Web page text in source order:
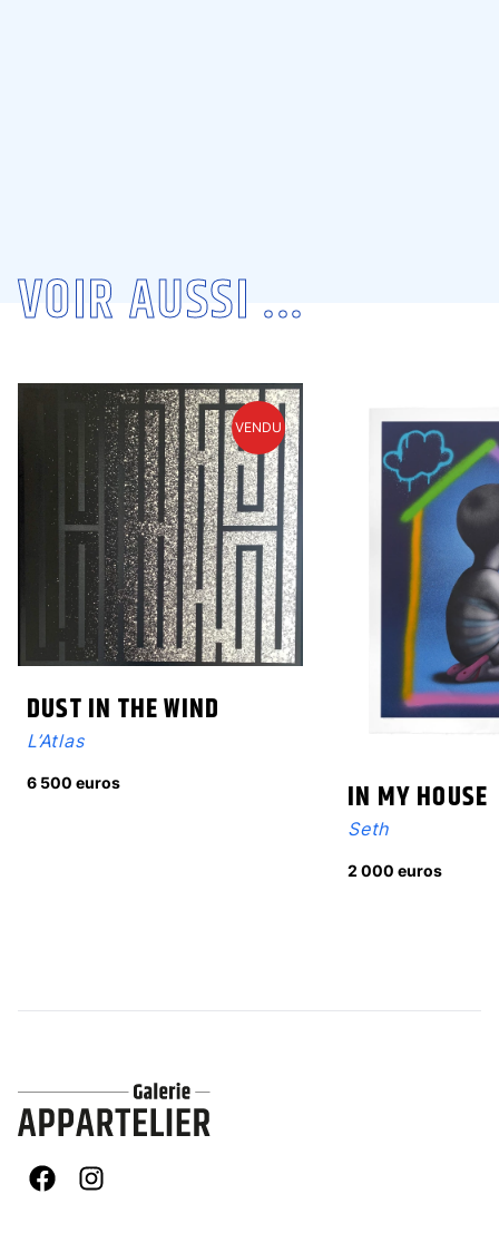
VOIR AUSSI ...
DUST IN THE WIND
L’Atlas
6 500 euros
VENDU
IN MY HOUSE
Seth
2 000 euros
FacebookInstagram